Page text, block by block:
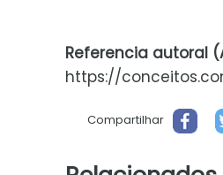
Referencia autoral
https://
Compartilhar